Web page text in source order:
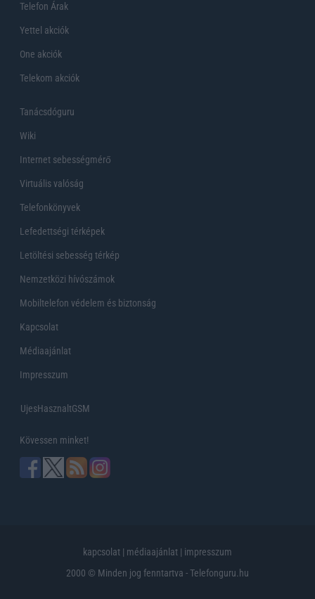
Telefon Árak
Yettel akciók
One akciók
Telekom akciók
Tanácsdóguru
Wiki
Internet sebességmérő
Virtuális valóság
Telefonkönyvek
Lefedettségi térképek
Letöltési sebesség térkép
Nemzetközi hívószámok
Mobiltelefon védelem és biztonság
Kapcsolat
Médiaajánlat
Impresszum
UjesHasznaltGSM
Kövessen minket!
kapcsolat | médiaajánlat | impresszum
2000 © Minden jog fenntartva - Telefonguru.hu